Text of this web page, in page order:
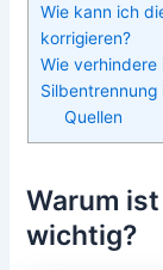
Wie kann ich
korrigieren?
Wie verhindere
Quellen
Warum
wichtig?